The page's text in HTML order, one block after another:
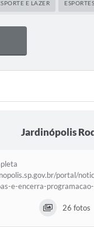
E LAZER ESPORTES
Jardinópolis
portal/
e-encerra-
26 fotos